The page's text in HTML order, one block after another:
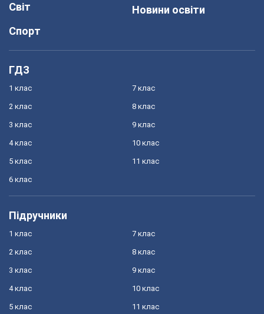
Світ
Спорт
Новини освіти
ГДЗ
1 клас
2 клас
3 клас
4 клас
5 клас
6 клас
7 клас
8 клас
9 клас
10 клас
11 клас
Підручники
1 клас
2 клас
3 клас
4 клас
5 клас
7 клас
8 клас
9 клас
10 клас
11 клас